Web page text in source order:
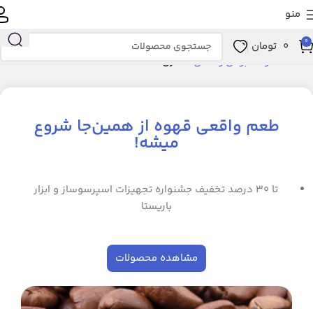
منو
0
0 تومان
محصولات بومی و محلی عطاری
طعم واقعی قهوه از همین‌جا شروع
میشه!
تا ۳۰ درصد تخفیف جشنواره تجهیزات اسپرسوساز و ابزار
باریستا
مشاهده محصولات